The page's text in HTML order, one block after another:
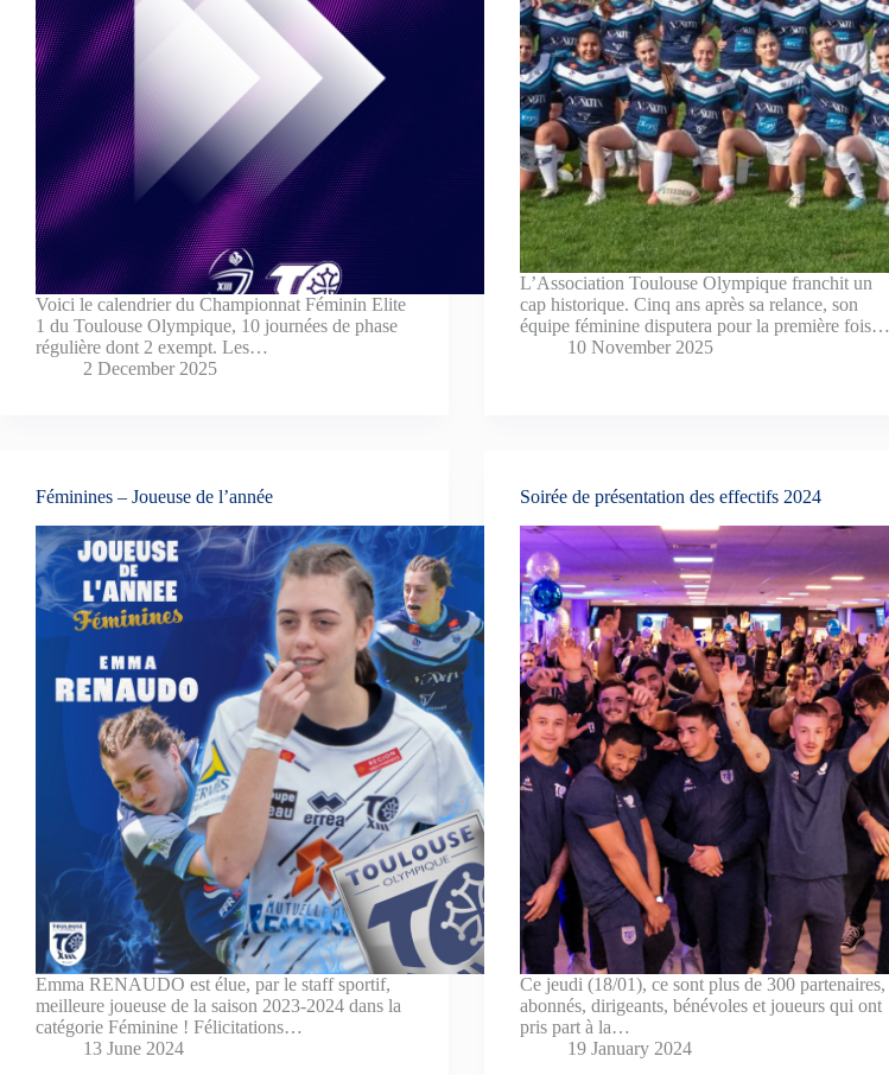
Voici le calendrier du Championnat Féminin Elite
1 du Toulouse Olympique, 10 journées de phase
régulière dont 2 exempt. Les…
2 December 2025
L’Association Toulouse Olympique franchit un
cap historique. Cinq ans après sa relance, son
équipe féminine disputera pour la première fois…
10 November 2025
Féminines – Joueuse de l’année
Emma RENAUDO est élue, par le staff sportif,
meilleure joueuse de la saison 2023-2024 dans la
catégorie Féminine ! Félicitations…
13 June 2024
Soirée de présentation des effectifs 2024
Ce jeudi (18/01), ce sont plus de 300 partenaires,
abonnés, dirigeants, bénévoles et joueurs qui ont
pris part à la…
19 January 2024